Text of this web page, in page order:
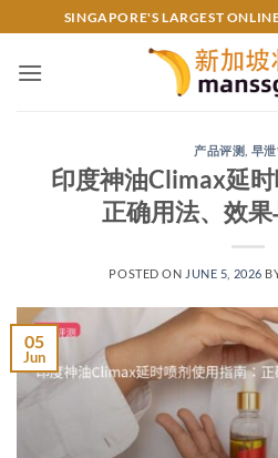
to
content
SINGAPORE'S LARGEST
产品评测 早
印度神油Climax延时
正确用法、效
POSTED ON JUNE 5, 2026
05
Jun